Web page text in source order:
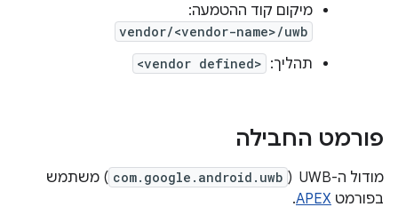
מיקום קוד ההטמעה:
vendor/<vendor-name>/uwb
תהליך: <vendor defined>
פורמט החבילה
מודול ה-UWB ‏ ( com.google.android.uwb ) משתמש
בפורמט APEX
.